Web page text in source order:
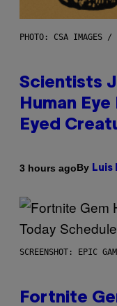
PHOTO: CSA IMAGES /
Scientists
Human
Eyed
3 hours agoBy Luis
SCREENSHOT: EPIC
Fortnite